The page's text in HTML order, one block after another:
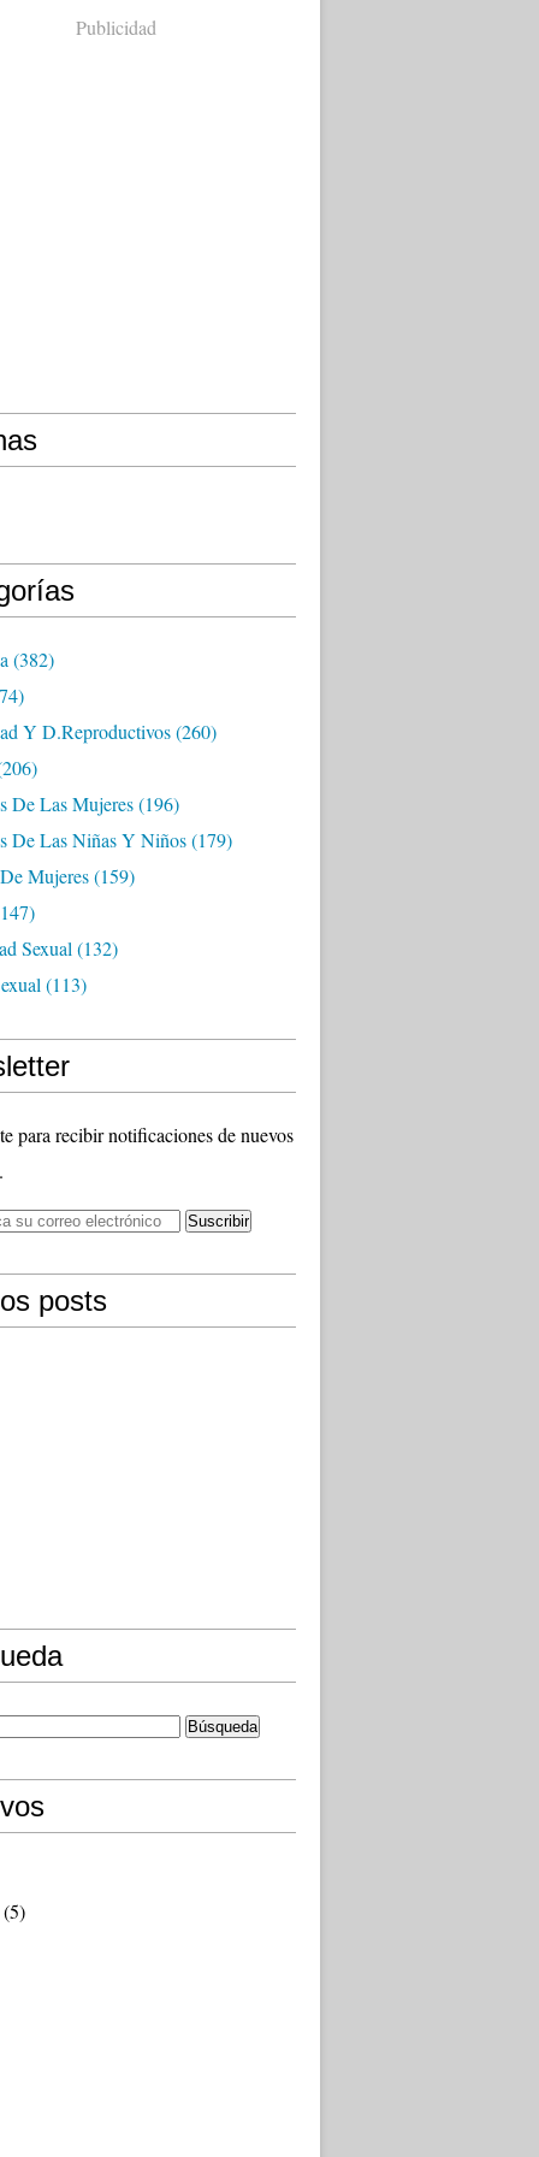
Publicidad
(382)
Y D.reproductivos(260)
De Las Mujeres(196)
De Las Niñas Y Niños(179)
Mujeres(159)
Sexual (132)
(113)
para recibir notificaciones de nuevos
posts
(5)